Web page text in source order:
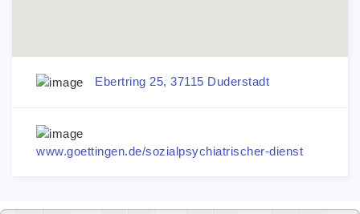
Ebertring 25, 37115 Duderstadt
www.goettingen.de/sozialpsychiatrischer-dienst